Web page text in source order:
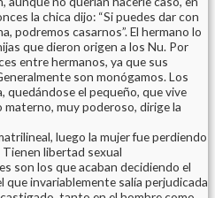
la chica dijo: “Si puedes dar con
podremos casarnos”. El hermano lo
que dieron origen a los Nu. Por
entre hermanos, ya que sus
son monógamos. Los
quedándose el pequeño, que vive
materno, muy poderoso, dirige la
luego la mujer fue perdiendo
libertad sexual
son los que acaban decidiendo el
que invariablemente salía perjudicada